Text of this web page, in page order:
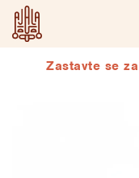
Přejít
obsah
Zastavte se